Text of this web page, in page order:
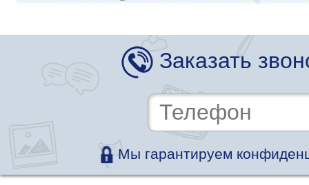
Заказать
Мы гарантируем